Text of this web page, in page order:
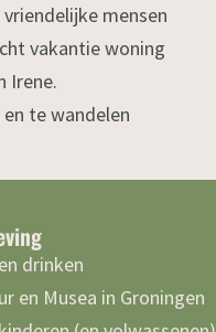
mensen
vakantie woning
Irene.
te wandelen
drinken
en Musea in Groningen